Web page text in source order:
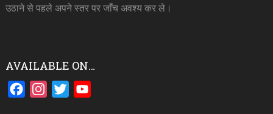
उठाने से पहले अपने स्तर पर जाँच अवश्य कर ले।
AVAILABLE ON…
FacebookInstagram
Twitter